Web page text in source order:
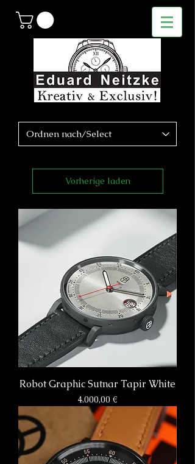
Vorherige laden
Robot Graphic Sutnar Tapir White
Preis
4.000,00 €